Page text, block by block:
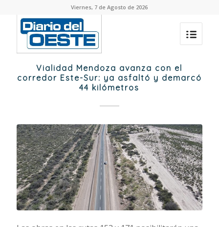
Viernes, 7 de Agosto de 2026
Vialidad Mendoza avanza con el
corredor Este-Sur: ya asfaltó y demarcó
44 kilómetros